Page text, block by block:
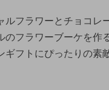
ルフラワーとチョコレ
のフラワーブーケを作
ギフトにぴったりの素